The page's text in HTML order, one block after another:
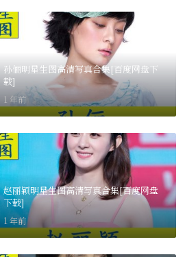
孙俪明星生图高清写真合集[百度网盘下
载]
1 年前
赵丽颖明星生图高清写真合集[百度网盘
下载]
1 年前